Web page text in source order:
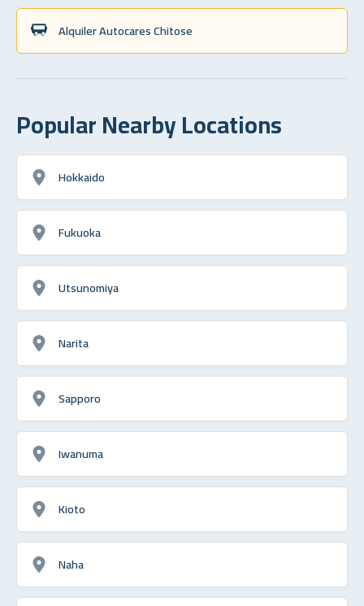
Alquiler Autocares Chitose
Popular Nearby Locations
Hokkaido
Fukuoka
Utsunomiya
Narita
Sapporo
Iwanuma
Kioto
Naha